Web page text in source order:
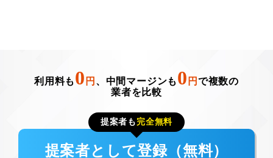
利用料も 0 円 、中間マージンも 0 円 で複数の
業者を比較
提案者も 完全無料
提案者として登録（無料）